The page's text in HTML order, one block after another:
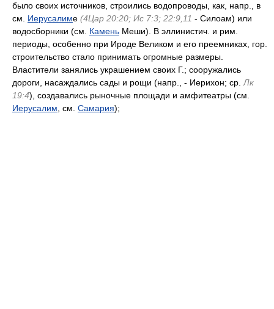
было своих источников, строились водопроводы, как, напр., в
см. Иерусалиме (4Цар 20:20; Ис 7:3; 22:9,11 - Силоам) или
водосборники (см. Камень Меши). В эллинистич. и рим.
периоды, особенно при Ироде Великом и его преемниках, гор.
строительство стало принимать огромные размеры.
Властители занялись украшением своих Г.; сооружались
дороги, насаждались сады и рощи (напр., - Иерихон; ср. Лк
19:4), создавались рыночные площади и амфитеатры (см.
Иерусалим , см. Самария);